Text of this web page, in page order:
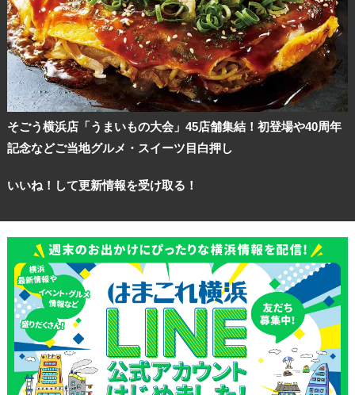
そごう横浜店「うまいもの大会」45店舗集結！初登場や40周年
記念などご当地グルメ・スイーツ目白押し
いいね！して更新情報を受け取る！